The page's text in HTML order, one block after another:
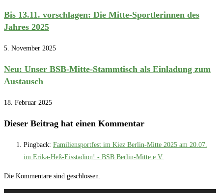
Bis 13.11. vorschlagen: Die Mitte-Sportlerinnen des
Jahres 2025
5. November 2025
Neu: Unser BSB-Mitte-Stammtisch als Einladung zum
Austausch
18. Februar 2025
Dieser Beitrag hat einen Kommentar
Pingback: Familiensportfest im Kiez Berlin-Mitte 2025 am 20.07.
im Erika-Heß-Eisstadion! - BSB Berlin-Mitte e.V.
Die Kommentare sind geschlossen.